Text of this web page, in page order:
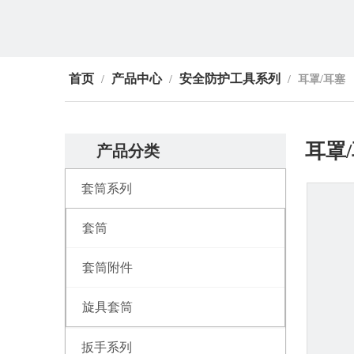
首页 / 产品中心 / 安全防护工具系列 / 耳罩/耳塞
产品分类
套筒系列
套筒
套筒附件
旋具套筒
扳手系列
耳罩